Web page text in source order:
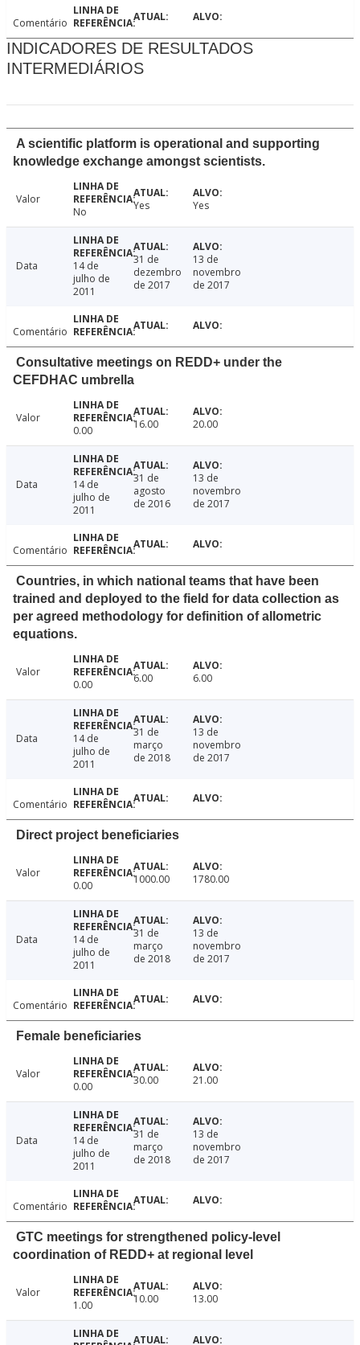
Comentário
INDICADORES DE RESULTADOS
INTERMEDIÁRIOS
A scientific platform is operational and supporting
knowledge exchange amongst scientists.
Valor
No
Yes Yes
Data
14 de
julho de
2011
31 de
dezembro
de 2017
13 de
novembro
de 2017
Comentário
Consultative meetings on REDD+ under the
CEFDHAC umbrella
Valor
0.00
16.00 20.00
Data
14 de
julho de
2011
31 de
agosto
de 2016
13 de
novembro
de 2017
Comentário
Countries, in which national teams that have been
trained and deployed to the field for data collection as
per agreed methodology for definition of allometric
equations.
Valor
0.00
6.00 6.00
Data
14 de
julho de
2011
31 de
março
de 2018
13 de
novembro
de 2017
Comentário
Direct project beneficiaries
Valor
0.00
1000.00 1780.00
Data
14 de
julho de
2011
31 de
março
de 2018
13 de
novembro
de 2017
Comentário
Female beneficiaries
Valor
0.00
30.00 21.00
Data
14 de
julho de
2011
31 de
março
de 2018
13 de
novembro
de 2017
Comentário
GTC meetings for strengthened policy-level
coordination of REDD+ at regional level
Valor
1.00
10.00 13.00